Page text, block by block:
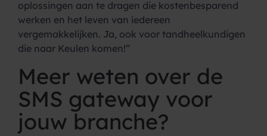
oplossingen aan te dragen die kostenbesparend
werken en het leven van iedereen
vergemakkelijken. Ja, ook voor tandheelkundigen
die naar Keulen komen!”
Meer weten over de
SMS gateway voor
jouw branche?